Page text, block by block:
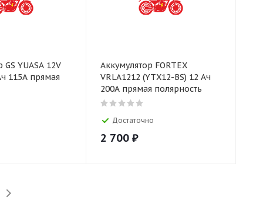
YUASA 12V
прямая
Аккумулятор FORTEX
VRLA1212 (YTX12-BS) 12 Ач
200А прямая полярность
Достаточно
2 700 ₽